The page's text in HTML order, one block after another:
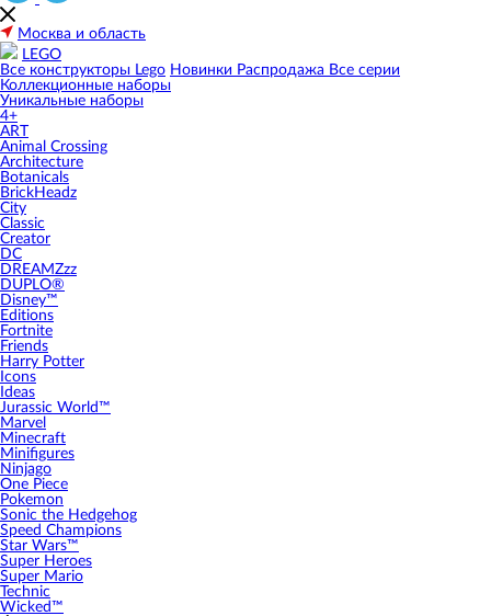
Москва и область
LEGO
Все конструкторы Lego Новинки Распродажа Все серии
Коллекционные наборы
Уникальные наборы
4+
ART
Animal Crossing
Architecture
Botanicals
BrickHeadz
City
Classic
Creator
DC
DREAMZzz
DUPLO®
Disney™
Editions
Fortnite
Friends
Harry Potter
Icons
Ideas
Jurassic World™
Marvel
Minecraft
Minifigures
Ninjago
One Piece
Pokemon
Sonic the Hedgehog
Speed Champions
Star Wars™
Super Heroes
Super Mario
Technic
Wicked™